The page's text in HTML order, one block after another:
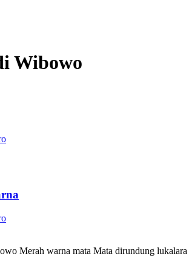
Wibowo
Merah warna mata Mata dirundung